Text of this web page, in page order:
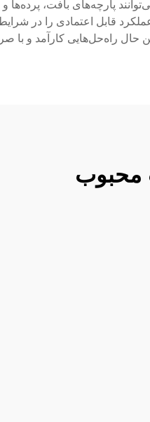
پارچه‌های بافت، پرده‌ها و
قابل اعتمادی را در
حال راه‌حل‌هایی کارآمد و با
محبوب